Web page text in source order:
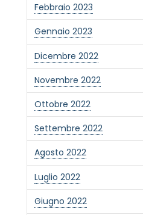
Febbraio 2023
Gennaio 2023
Dicembre 2022
Novembre 2022
Ottobre 2022
Settembre 2022
Agosto 2022
Luglio 2022
Giugno 2022